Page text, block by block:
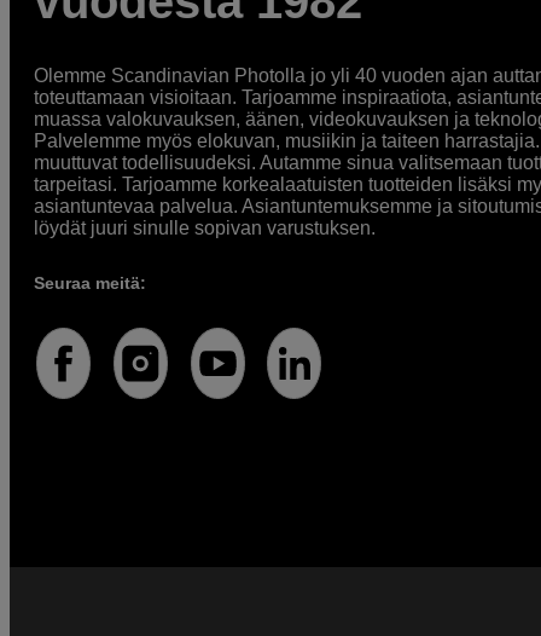
Olemme Scandinavian Photolla jo yli 40 vuoden ajan
toteuttamaan visioitaan. Tarjoamme inspiraatiota,
muassa valokuvauksen, äänen, videokuvauksen ja
Palvelemme myös elokuvan, musiikin ja taiteen
muuttuvat todellisuudeksi. Autamme sinua valitsemaan
tarpeitasi. Tarjoamme korkealaatuisten tuotteiden lisäksi
asiantuntevaa palvelua. Asiantuntemuksemme ja
löydät juuri sinulle sopivan varustuksen.
Seuraa meitä: